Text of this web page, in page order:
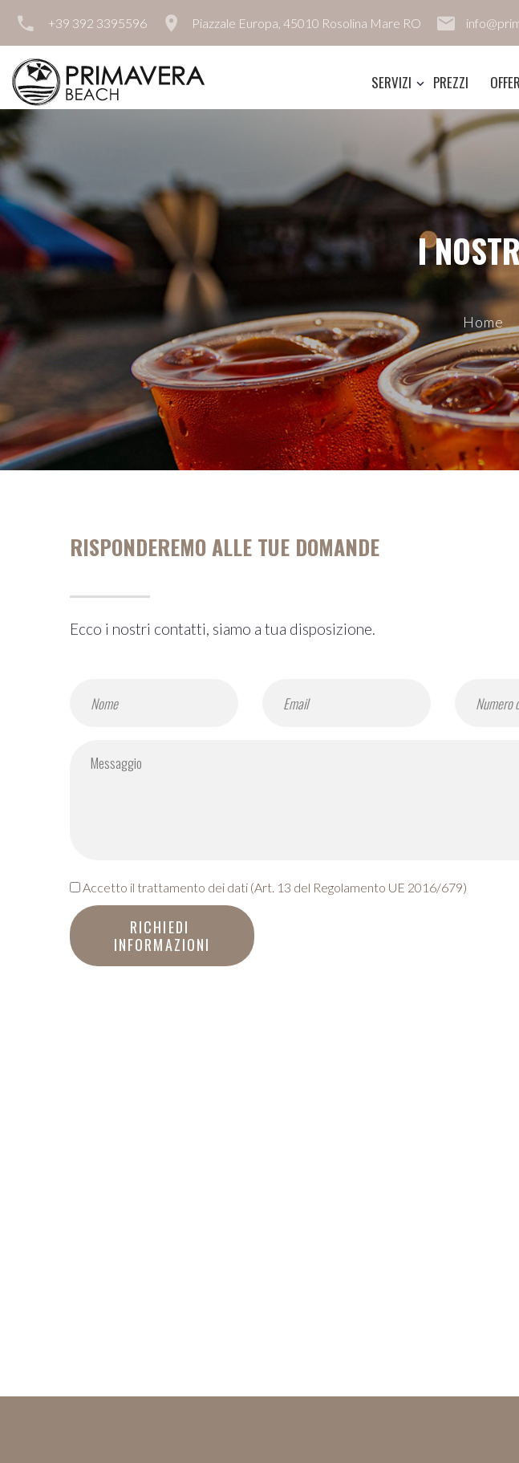
+39 392 3395596 Piazzale Europa, 45010 Rosolina Mare RO
SERVIZI PREZZI
I
Home
RISPONDEREMO ALLE TUE DOMANDE
Ecco i nostri contatti, siamo a tua disposizione.
Accetto il trattamento dei dati (Art. 13 del Regolamento UE 2016/679)
RICHIEDI
INFORMAZIONI